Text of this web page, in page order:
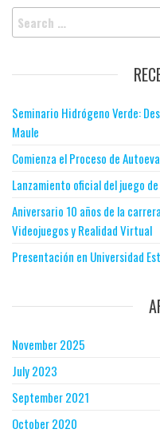
Seminario Hidrógeno Verde:
Maule
Comienza el Proceso de
Lanzamiento oficial del juego
Aniversario 10 años de la
Videojuegos y Realidad Virtual
Presentación en Universidad
November 2025
July 2023
September 2021
October 2020